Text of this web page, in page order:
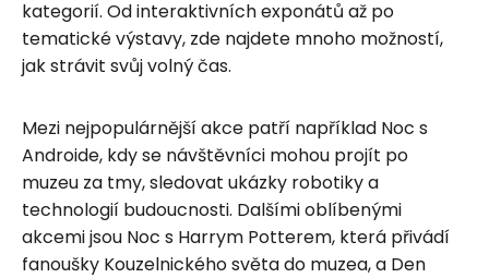
kategorií. Od interaktivních exponátů až po
tematické výstavy, zde najdete mnoho možností,
jak strávit svůj volný čas.
Mezi nejpopulárnější akce patří například Noc s
Androide, kdy se návštěvníci mohou projít po
muzeu za tmy, sledovat ukázky robotiky a
technologií budoucnosti. Dalšími oblíbenými
akcemi jsou Noc s Harrym Potterem, která přivádí
fanoušky Kouzelnického světa do muzea, a Den